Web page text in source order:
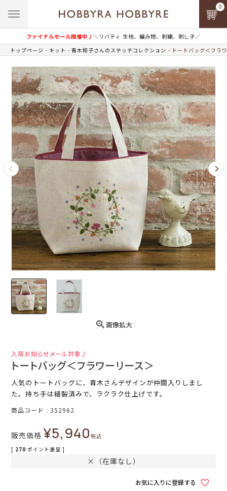
ファイナルセール開催中♪＼リバティ 生地、編み物、刺繍、刺し子／
0
トップページ キット 青木和子さんのステッチコレクション トートバッグ＜フラ
画像拡大
入荷お知らせメール対象♪
トートバッグ＜フラワーリース＞
人気のトートバッグに、青木さんデザインが仲間入りしまし
た。持ち手は縫製済みで、ラクラク仕上げです。
商品コード 352962
販売価格 ¥5,940税込
[ 270 ポイント進呈 ]
×（在庫なし）
お気に入りに登録する